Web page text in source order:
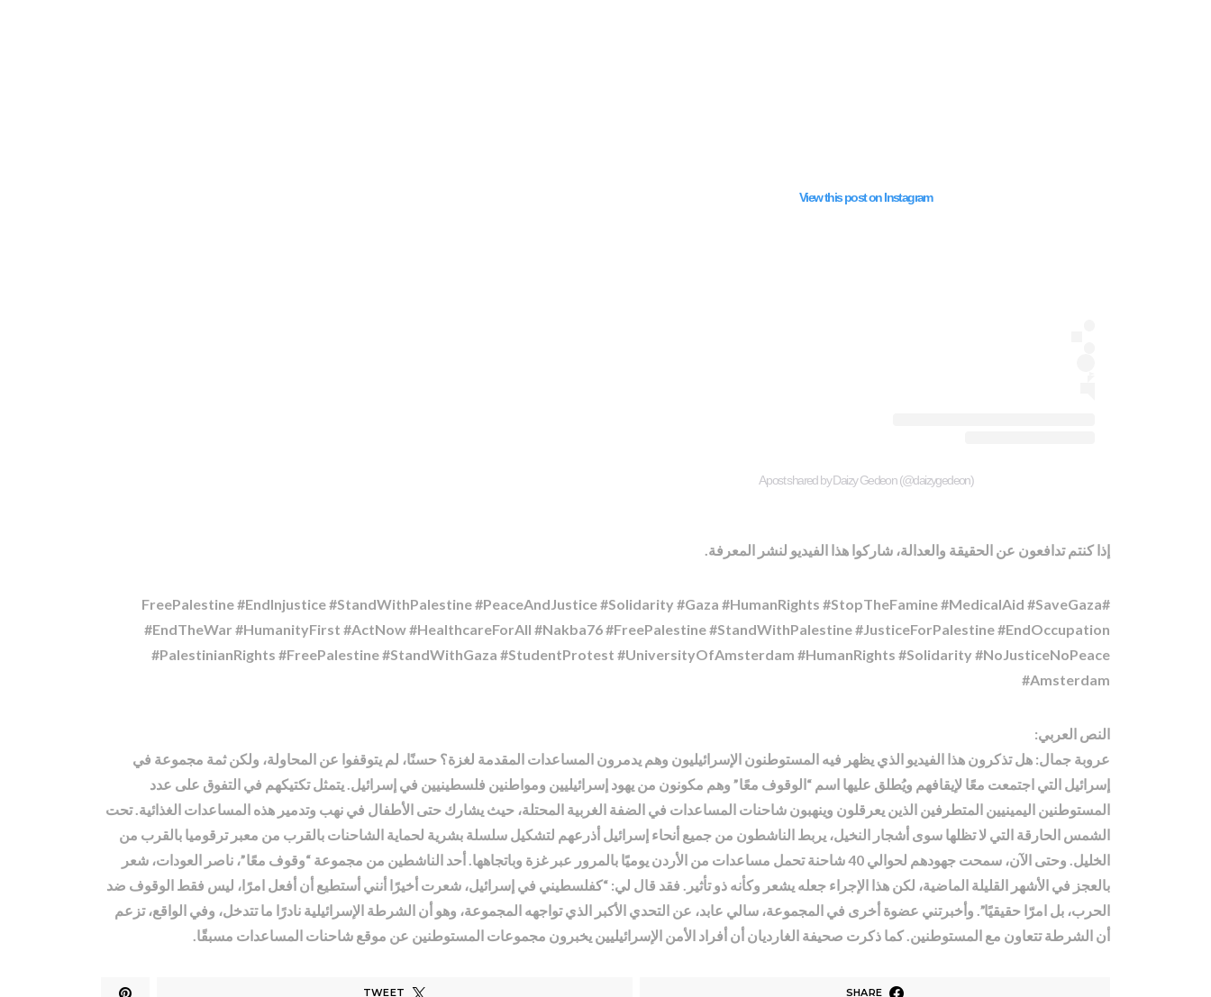
View this post on Instagram
A post shared by Daizy Gedeon (@daizygedeon)
إذا كنتم تدافعون عن الحقيقة والعدالة، شاركوا هذا الفيديو لنشر المعرفة.
#FreePalestine #EndInjustice #StandWithPalestine #PeaceAndJustice #Solidarity #Gaza #HumanRights #StopTheFamine #MedicalAid #SaveGaza
#EndTheWar #HumanityFirst #ActNow #HealthcareForAll #Nakba76 #FreePalestine #StandWithPalestine #JusticeForPalestine #EndOccupation
#PalestinianRights #FreePalestine #StandWithGaza #StudentProtest #UniversityOfAmsterdam #HumanRights #Solidarity #NoJusticeNoPeace
#Amsterdam
النص العربي:
عروبة جمال: هل تذكرون هذا الفيديو الذي يظهر فيه المستوطنون الإسرائيليون وهم يدمرون المساعدات المقدمة لغزة؟ حسنًا، لم يتوقفوا عن المحاولة، ولكن ثمة مجموعة في
إسرائيل التي اجتمعت معًا لإيقافهم ويُطلق عليها اسم “الوقوف معًا” وهم مكونون من يهود إسرائيليين ومواطنين فلسطينيين في إسرائيل. يتمثل تكتيكهم في التفوق على عدد
المستوطنين اليمينيين المتطرفين الذين يعرقلون وينهبون شاحنات المساعدات في الضفة الغربية المحتلة، حيث يشارك حتى الأطفال في نهب وتدمير هذه المساعدات الغذائية. تحت
الشمس الحارقة التي لا تظلها سوى أشجار النخيل، يربط الناشطون من جميع أنحاء إسرائيل أذرعهم لتشكيل سلسلة بشرية لحماية الشاحنات بالقرب من معبر ترقوميا بالقرب من
الخليل. وحتى الآن، سمحت جهودهم لحوالي 40 شاحنة تحمل مساعدات من الأردن يوميًا بالمرور عبر غزة وباتجاهها. أحد الناشطين من مجموعة “وقوف معًا”، ناصر العودات، شعر
بالعجز في الأشهر القليلة الماضية، لكن هذا الإجراء جعله يشعر وكأنه ذو تأثير. فقد قال لي: “كفلسطيني في إسرائيل، شعرت أخيرًا أنني أستطيع أن أفعل امرًا، ليس فقط الوقوف ضد
الحرب، بل امرّا حقيقيًا”. وأخبرتني عضوة أخرى في المجموعة، سالي عابد، عن التحدي الأكبر الذي تواجهه المجموعة، وهو أن الشرطة الإسرائيلية نادرًا ما تتدخل، وفي الواقع، تزعم
أن الشرطة تتعاون مع المستوطنين. كما ذكرت صحيفة الغارديان أن أفراد الأمن الإسرائيليين يخبرون مجموعات المستوطنين عن موقع شاحنات المساعدات مسبقًا.
SHARE
TWEET